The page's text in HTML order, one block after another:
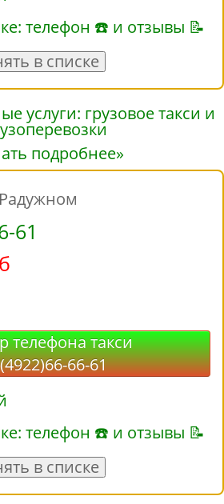
телефон ☎ и отзывы 📝
в списке
подробнее»
61
телефона такси
66-61
телефон ☎ и отзывы 📝
в списке